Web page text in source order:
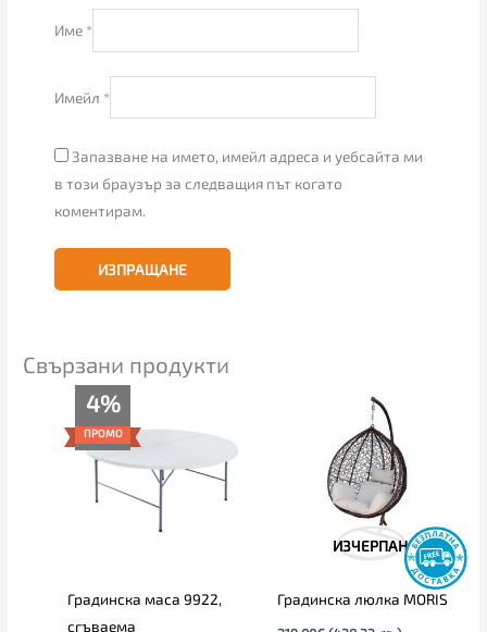
Име *
Имейл *
Запазване на името, имейл адреса и уебсайта ми
в този браузър за следващия път когато
коментирам.
Свързани продукти
4%
ПРОМО
Градинска маса 9922,
сгъваема
145.00€
(283.60
лв.).
е:
139.00€
лв.).
ИЗЧЕРПАН
Градинска люлка MORIS